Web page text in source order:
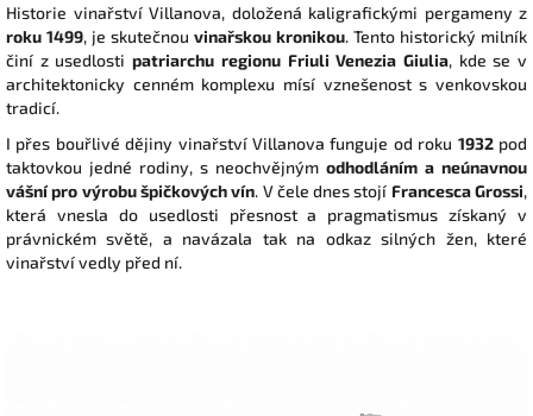
Historie vinařství Villanova, doložená kaligrafickými pergameny z
roku 1499, je skutečnou vinařskou kronikou. Tento historický milník
činí z usedlostipatriarchu regionu Friuli Venezia Giulia, kde se v
architektonicky cenném komplexu mísí vznešenost s venkovskou
tradicí.
I přes bouřlivé dějiny vinařství Villanova funguje od roku 1932pod
taktovkou jedné rodiny, s neochvějným odhodláním a neúnavnou
vášní pro výrobu špičkových vín. V čele dnes stojí Francesca Grossi,
která vnesla do usedlosti přesnost a pragmatismus získaný v
právnickém světě, a navázala tak na odkaz silných žen, které
vinařství vedly před ní.